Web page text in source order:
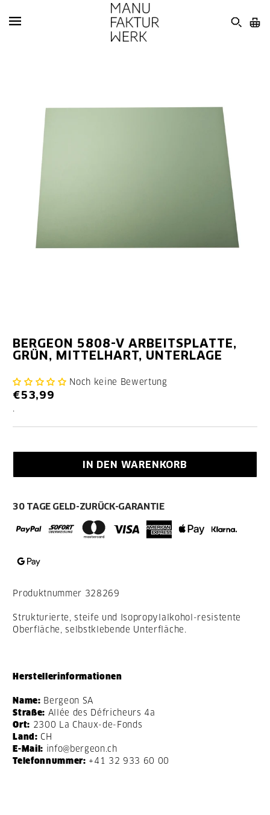
BERGEON 5808-V ARBEITSPLATTE,
GRÜN, MITTELHART, UNTERLAGE
Noch keine Bewertung
€53,99
.
IN DEN WARENKORB
30 TAGE GELD-ZURÜCK-GARANTIE
Produktnummer 328269
Strukturierte, steife und Isopropylalkohol-resistente
Oberfläche, selbstklebende Unterfläche.
Herstellerinformationen
Name: Bergeon SA
Straße: Allée des Défricheurs 4a
Ort: 2300 La Chaux-de-Fonds
Land: CH
E-Mail: info@bergeon.ch
Telefonnummer: +41 32 933 60 00